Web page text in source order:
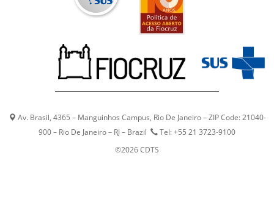
Av. Brasil, 4365 – Manguinhos Campus, Rio De Janeiro – ZIP Code: 21040-
900 – Rio De Janeiro – RJ – Brazil
Tel: +55 21 3723-9100
©2026 CDTS